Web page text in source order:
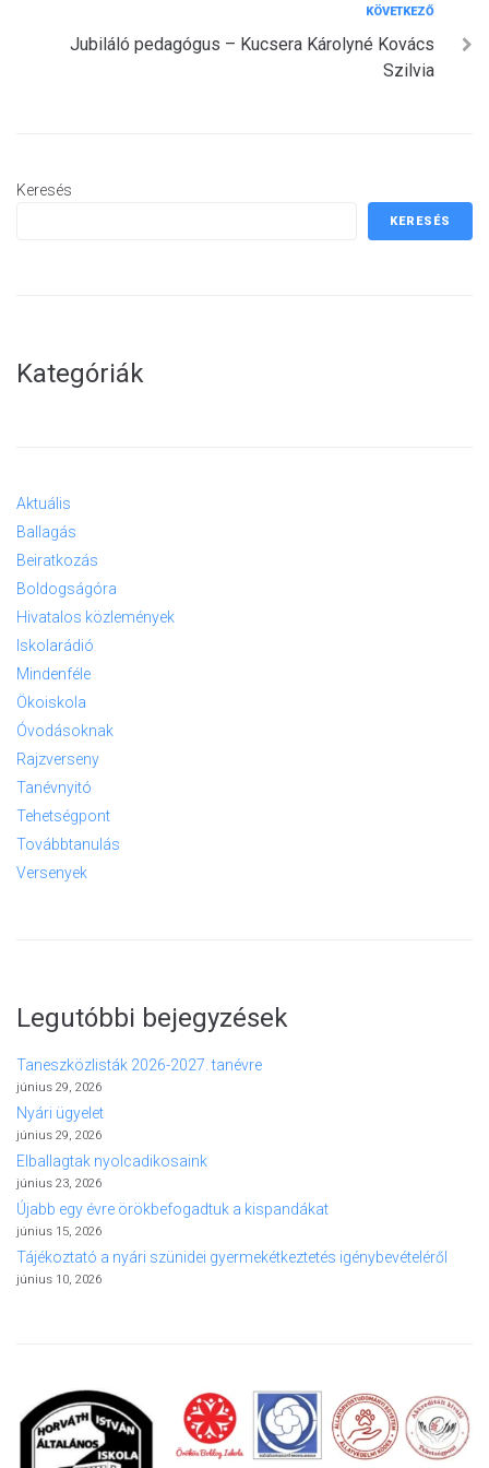
KÖVETKEZŐ
Jubiláló pedagógus – Kucsera Károlyné Kovács
Szilvia
Keresés
KERESÉS
Kategóriák
Aktuális
Ballagás
Beiratkozás
Boldogságóra
Hivatalos közlemények
Iskolarádió
Mindenféle
Ökoiskola
Óvodásoknak
Rajzverseny
Tanévnyitó
Tehetségpont
Továbbtanulás
Versenyek
Legutóbbi bejegyzések
Taneszközlisták 2026-2027. tanévre
június 29, 2026
Nyári ügyelet
június 29, 2026
Elballagtak nyolcadikosaink
június 23, 2026
Újabb egy évre örökbefogadtuk a kispandákat
június 15, 2026
Tájékoztató a nyári szünidei gyermekétkeztetés igénybevételéről
június 10, 2026